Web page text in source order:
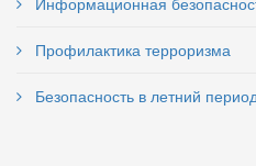
Профилактика терроризма
Безопасность в летний